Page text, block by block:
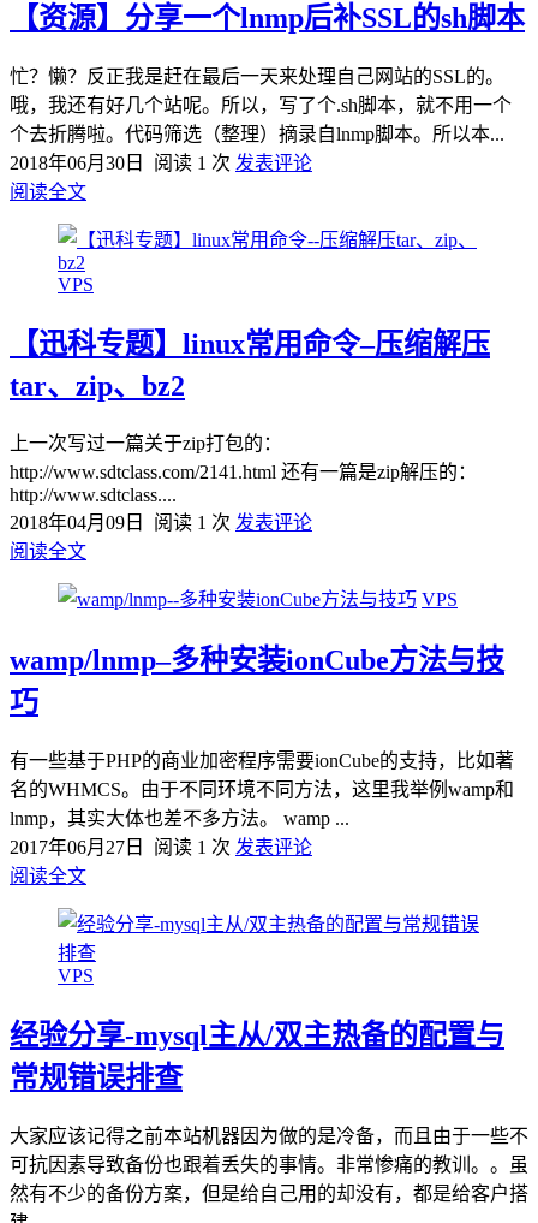
【资源】分享一个lnmp后补SSL的sh脚本
忙？懒？反正我是赶在最后一天来处理自己网站的SSL的。
哦，我还有好几个站呢。所以，写了个.sh脚本，就不用一个
个去折腾啦。代码筛选（整理）摘录自lnmp脚本。所以本...
2018年06月30日
阅读 1 次 发表评论
阅读全文
VPS
【迅科专题】linux常用命令–压缩解压
tar、zip、bz2
上一次写过一篇关于zip打包的：
http://www.sdtclass.com/2141.html 还有一篇是zip解压的：
http://www.sdtclass....
2018年04月09日
阅读 1 次 发表评论
阅读全文
VPS
wamp/lnmp–多种安装ionCube方法与技
巧
有一些基于PHP的商业加密程序需要ionCube的支持，比如著
名的WHMCS。由于不同环境不同方法，这里我举例wamp和
lnmp，其实大体也差不多方法。 wamp ...
2017年06月27日
阅读 1 次 发表评论
阅读全文
VPS
经验分享-mysql主从/双主热备的配置与
常规错误排查
大家应该记得之前本站机器因为做的是冷备，而且由于一些不
可抗因素导致备份也跟着丢失的事情。非常惨痛的教训。。虽
然有不少的备份方案，但是给自己用的却没有，都是给客户搭